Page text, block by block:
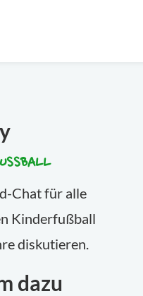
Chat für alle
Kinderfußball
diskutieren.
dazu